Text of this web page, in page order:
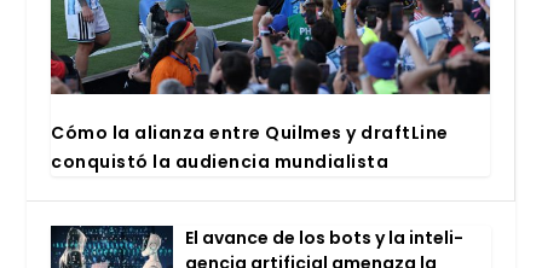
Cómo la alian­za entre Quil­mes y draftLi­ne
con­quis­tó la audien­cia mun­dia­lis­ta
El avan­ce de los bots y la inte­li­
gen­cia arti­fi­cial ame­na­za la